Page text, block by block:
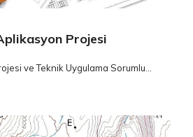
Projesi
ve Teknik Uygulama Sorumlu...